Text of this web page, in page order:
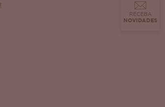
RECEBA
NOVIDADES